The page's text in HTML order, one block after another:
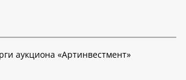
аукциона «Артинвестмент»